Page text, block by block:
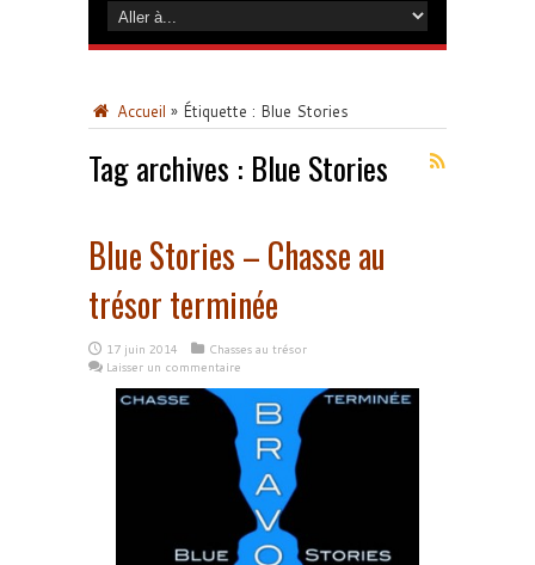
Accueil » Étiquette : Blue Stories
Tag archives : Blue Stories
Blue Stories – Chasse au
trésor terminée
17 juin 2014
Chasses au trésor
Laisser un commentaire